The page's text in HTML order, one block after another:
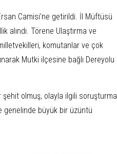
Camisi’ne getirildi. İl Müftüsü
alındı. Törene Ulaştırma ve
komutanlar ve çok
Mutki ilçesine bağlı Dereyolu
şehit olmuş, olayla ilgili soruşturma
genelinde büyük bir üzüntü